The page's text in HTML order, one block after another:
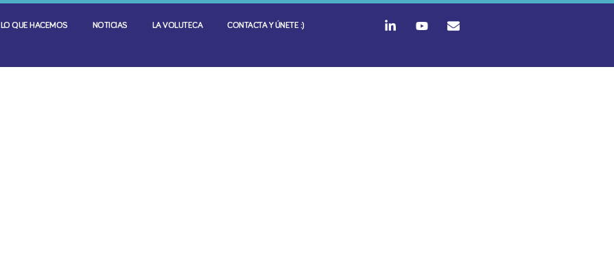
LO QUE HACEMOS NOTICIAS LA VOLUTECA CONTACTA Y ÚNETE :)